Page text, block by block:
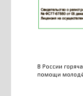
В России
помощи